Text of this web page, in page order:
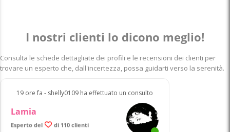
I nostri clienti lo dicono meglio!
Consulta le schede dettagliate dei profili e le recensioni dei clienti per
trovare un esperto che, dall'incertezza, possa guidarti verso la serenità.
19 ore fa - shelly0109 ha effettuato un consulto
Lamia
99.9% di clienti soddisfatti
Esperto del di 110 clienti